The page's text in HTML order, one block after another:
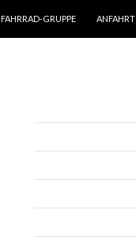
FAHRRAD-GRUPPE ANFAHRT